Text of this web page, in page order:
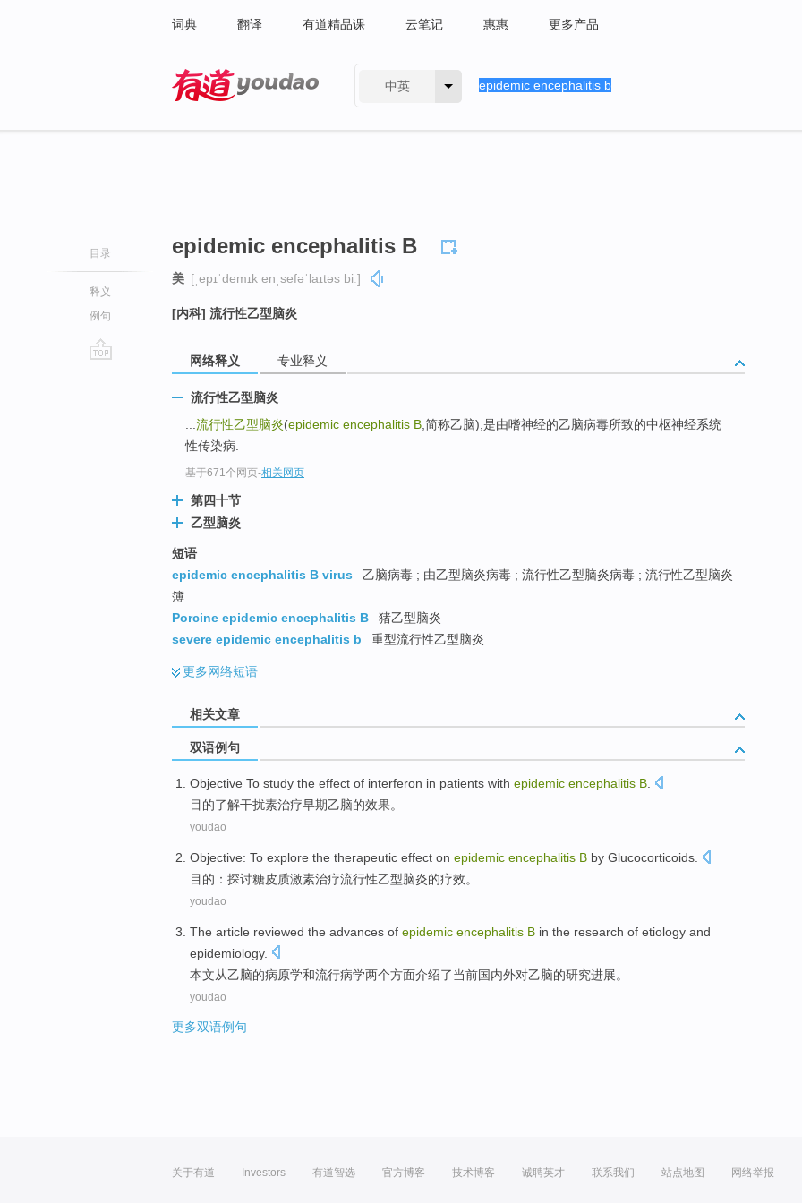
词典 翻译 有道精品课 云笔记 惠惠 更多产品
中英
目录
释义
例句
epidemic encephalitis B
美 [ˌepɪˈdemɪk enˌsefəˈlaɪtəs biː]
[内科] 流行性乙型脑炎
网络释义 专业释义
流行性乙型脑炎
流行性乙型脑炎(epidemic encephalitis B ,简称乙脑),是由嗜神经的乙脑病毒所致的中枢神经系统
性传染病.
基于671个网页-相关网页
第四十节
乙型脑炎
短语
epidemic encephalitis B virus
乙脑病毒 ; 由乙型脑炎病毒 ; 流行性乙型脑炎病毒 ; 流行性乙型脑炎
簿
Porcine epidemic encephalitis B
猪乙型脑炎
severe epidemic encephalitis b
重型流行性乙型脑炎
更多网络短语
相关文章
双语例句
Objective To study the effect of interferon in patients with epidemic encephalitis B
目的了解干扰素治疗早期乙脑的效果。
youdao
Objective: To explore the therapeutic effect on epidemic encephalitis B by Glucocorticoids
目的 ： 探讨糖皮质激素治疗流行性乙型脑炎的疗效。
youdao
The article reviewed the advances of epidemic encephalitis B in the research of etiology and
epidemiology.
本文从乙脑的病原学和流行病学两个方面介绍了当前国内外对乙脑的研究进展。
youdao
更多双语例句
关于有道 Investors 有道智选 官方博客 技术博客 诚聘英才 联系我们 站点地图 网络举报